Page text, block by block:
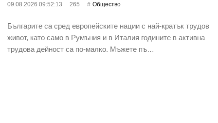
09.08.2026 09:52:13 265 Общество
Българите са сред европейските нации с най-кратък трудов
живот, като само в Румъния и в Италия годините в активна
трудова дейност са по-малко. Мъжете пъ…